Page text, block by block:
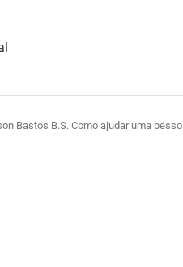
Bastos B.S. Como ajudar uma